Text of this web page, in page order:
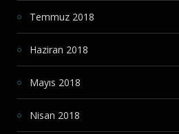
Temmuz 2018
Haziran 2018
Mayıs 2018
Nisan 2018